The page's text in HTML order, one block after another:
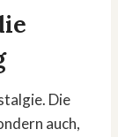
Die
auch,